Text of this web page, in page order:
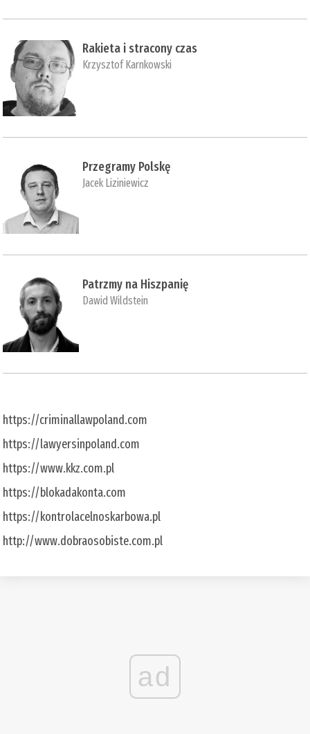
Rakieta i stracony czas
Krzysztof Karnkowski
Przegramy Polskę
Jacek Liziniewicz
Patrzmy na Hiszpanię
Dawid Wildstein
https://criminallawpoland.com
https://lawyersinpoland.com
https://www.kkz.com.pl
https://blokadakonta.com
https://kontrolacelnoskarbowa.pl
http://www.dobraosobiste.com.pl
ad